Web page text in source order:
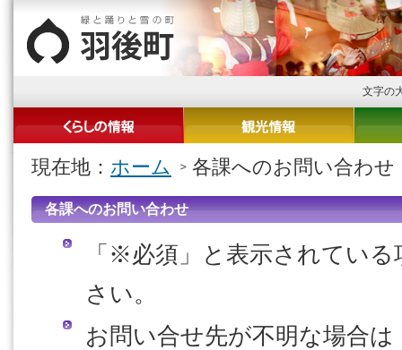
文字の
現在地： ホーム 各課へのお問い合わせ
各課へのお問い合わせ
「※必須」と表示されてい
さい。
お問い合せ先が不明な場合